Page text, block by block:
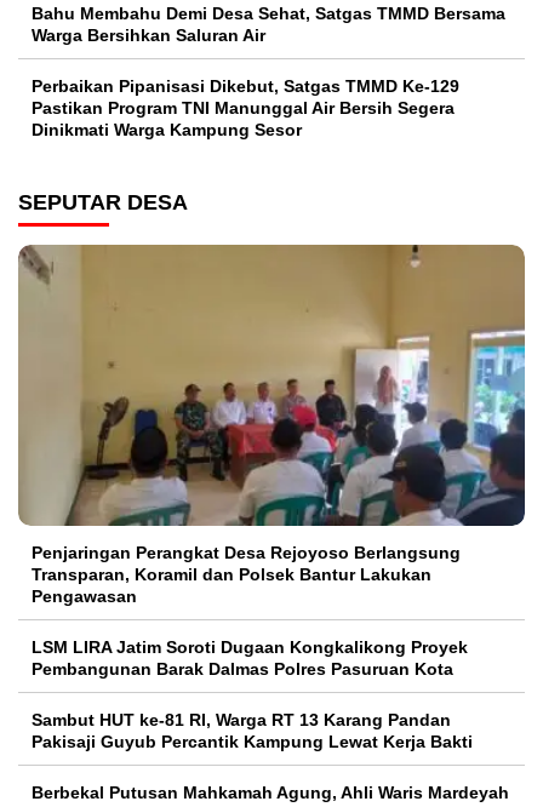
Bahu Membahu Demi Desa Sehat, Satgas TMMD Bersama
Warga Bersihkan Saluran Air
Perbaikan Pipanisasi Dikebut, Satgas TMMD Ke-129
Pastikan Program TNI Manunggal Air Bersih Segera
Dinikmati Warga Kampung Sesor
SEPUTAR DESA
Penjaringan Perangkat Desa Rejoyoso Berlangsung
Transparan, Koramil dan Polsek Bantur Lakukan
Pengawasan
LSM LIRA Jatim Soroti Dugaan Kongkalikong Proyek
Pembangunan Barak Dalmas Polres Pasuruan Kota
Sambut HUT ke-81 RI, Warga RT 13 Karang Pandan
Pakisaji Guyub Percantik Kampung Lewat Kerja Bakti
Berbekal Putusan Mahkamah Agung, Ahli Waris Mardeyah